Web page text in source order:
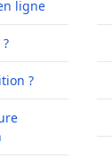
ligne
?